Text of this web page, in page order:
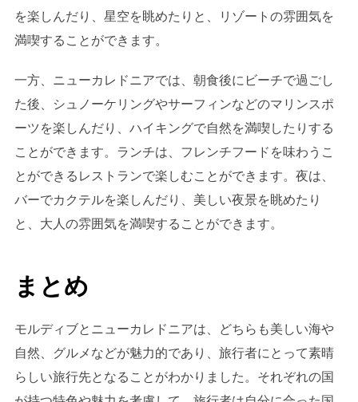
を楽しんだり、星空を眺めたりと、リゾートの雰囲気を
満喫することができます。
一方、ニューカレドニアでは、朝食後にビーチで過ごし
た後、シュノーケリングやサーフィンなどのマリンスポ
ーツを楽しんだり、ハイキングで自然を満喫したりする
ことができます。ランチは、フレンチフードを味わうこ
とができるレストランで楽しむことができます。夜は、
バーでカクテルを楽しんだり、美しい夜景を眺めたり
と、大人の雰囲気を満喫することができます。
まとめ
モルディブとニューカレドニアは、どちらも美しい海や
自然、グルメなどが魅力的であり、旅行者にとって素晴
らしい旅行先となることがわかりました。それぞれの国